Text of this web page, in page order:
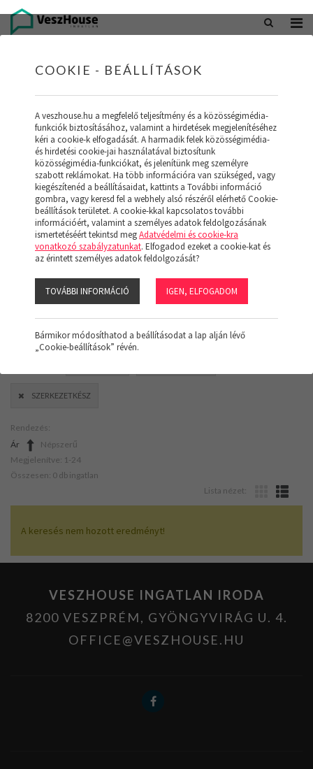
office@veszhouse.hu +36 20 402 5098
INGATLAN KÉSZLETÜNK
(19)
Szűrő megjelenítése
SZERKEZETKÉSZ
Rendezés:
Ár
Népszerű
Megjelenítve: 1-24
Összesen: 0 db ingatlan
Lista nézet:
A keresés nem hozott eredményt!
VESZHOUSE INGATLAN IRODA
8200 VESZPRÉM, GYÖNGYVIRÁG U. 4.
OFFICE@VESZHOUSE.HU
COOKIE - BEÁLLÍTÁSOK
A veszhouse.hu a megfelelő teljesítmény és a közösségimédia-
funkciók biztosításához, valamint a hirdetések megjelenítéséhez
kéri a cookie-k elfogadását. A harmadik felek közösségimédia-
és hirdetési cookie-jai használatával biztosítunk
közösségimédia-funkciókat, és jelenítünk meg személyre
szabott reklámokat. Ha több információra van szükséged, vagy
kiegészítenéd a beállításaidat, kattints a További információ
gombra, vagy keresd fel a webhely alsó részéről elérhető Cookie-
beállítások területet. A cookie-kkal kapcsolatos további
információért, valamint a személyes adatok feldolgozásának
ismertetéséért tekintsd megAdatvédelmi és cookie-kra
vonatkozó szabályzatunkat. Elfogadod ezeket a cookie-kat és
az érintett személyes adatok feldolgozását?
TOVÁBBI INFORMÁCIÓ IGEN, ELFOGADOM
Bármikor módosíthatod a beállításodat a lap alján lévő
„Cookie-beállítások” révén.